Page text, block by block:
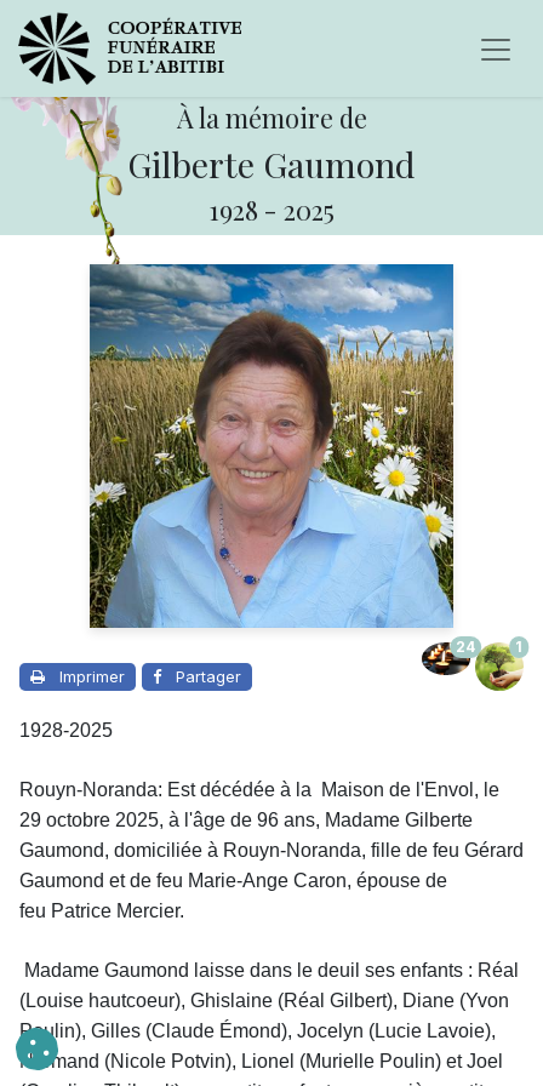
À la mémoire de
Gilberte Gaumond
1928 - 2025
Imprimer Partager
24 1
1928-2025
Rouyn-Noranda: Est décédée à la Maison de l'Envol, le
29 octobre 2025, à l'âge de 96 ans, Madame Gilberte
Gaumond, domiciliée à Rouyn-Noranda, fille de feu Gérard
Gaumond et de feu Marie-Ange Caron, épouse de
feu Patrice Mercier.
Madame Gaumond laisse dans le deuil ses enfants : Réal
(Louise hautcoeur), Ghislaine (Réal Gilbert), Diane (Yvon
Poulin), Gilles (Claude Émond), Jocelyn (Lucie Lavoie),
Normand (Nicole Potvin), Lionel (Murielle Poulin) et Joel